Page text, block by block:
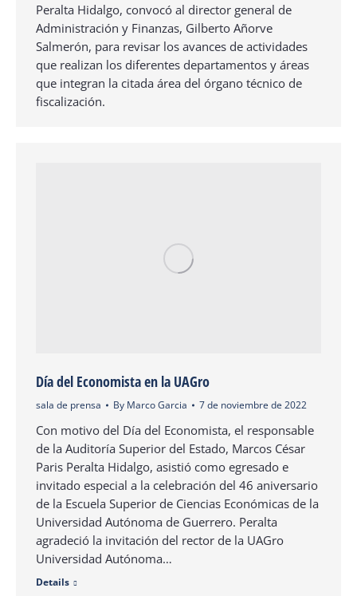
Peralta Hidalgo, convocó al director general de
Administración y Finanzas, Gilberto Añorve
Salmerón, para revisar los avances de actividades
que realizan los diferentes departamentos y áreas
que integran la citada área del órgano técnico de
fiscalización.
Día del Economista en la UAGro
sala de prensa By Marco Garcia 7 de noviembre de 2022
Con motivo del Día del Economista, el responsable
de la Auditoría Superior del Estado, Marcos César
Paris Peralta Hidalgo, asistió como egresado e
invitado especial a la celebración del 46 aniversario
de la Escuela Superior de Ciencias Económicas de la
Universidad Autónoma de Guerrero. Peralta
agradeció la invitación del rector de la UAGro
Universidad Autónoma…
Details